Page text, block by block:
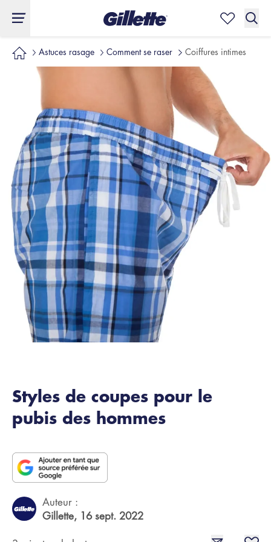
Astuces rasage Comment se raser Coiffures intimes
Styles de coupes pour le
pubis des hommes
Auteur :
Gillette, 16 sept. 2022